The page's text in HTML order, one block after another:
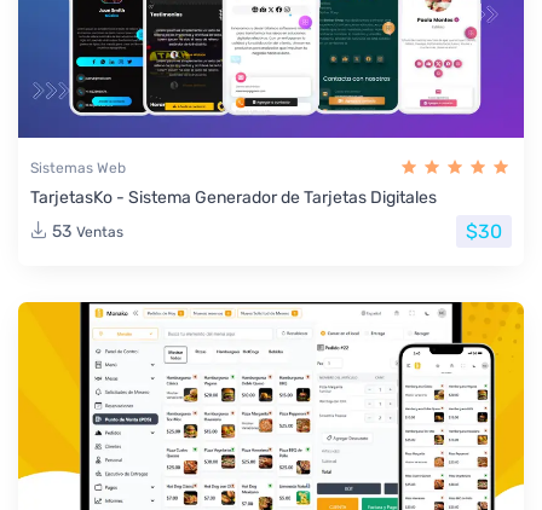
Sistemas Web
TarjetasKo - Sistema Generador de Tarjetas Digitales
53 Ventas $30